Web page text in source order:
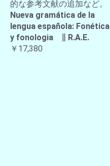
的な参考文献の追加など。
Nueva gramática de la
lengua española: Fonética
y fonologia ∥ R.A.E.
￥17,380